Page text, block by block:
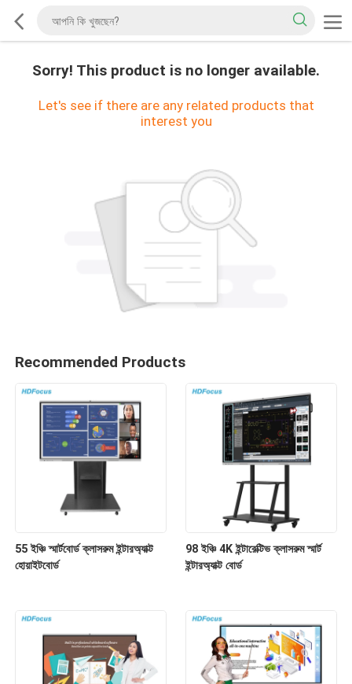
Sorry! This product is no longer available.
Let's see if there are any related products that
interest you
Recommended Products
55 ইঞ্চি স্মার্টবোর্ড ক্লাসরুম ইন্টারঅ্যাক্ট
হোয়াইটবোর্ড
98 ইঞ্চি 4K ইন্টারেক্টিভ ক্লাসরুম স্মার্ট
ইন্টারঅ্যাক্ট বোর্ড